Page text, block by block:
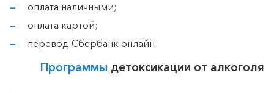
оплата наличными;
оплата картой;
перевод Сбербанк онлайн
Программы детоксикации от алкоголя